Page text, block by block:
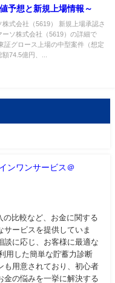
予想と新規上場情報～
株式会社（5619） 新規上場承認さ
ーソ株式会社（5619）の詳細で
証グロース上場の中型案件（想定
額74.5億円、...
ンワンサービス＠
の比較など、お金に関する
サービスを提供していま
談に応じ、お客様に最適な
用した簡単な貯蓄力診断
も用意されており、初心者
金の悩みを一挙に解決する